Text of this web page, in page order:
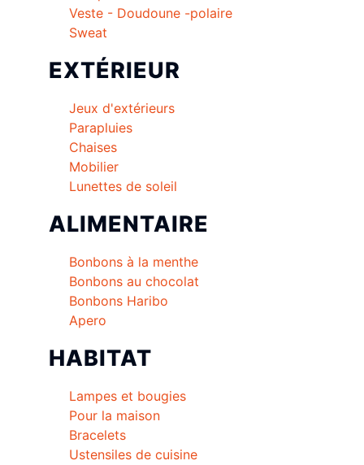
Veste - Doudoune -polaire
Sweat
EXTÉRIEUR
Jeux d'extérieurs
Parapluies
Chaises
Mobilier
Lunettes de soleil
ALIMENTAIRE
Bonbons à la menthe
Bonbons au chocolat
Bonbons Haribo
Apero
HABITAT
Lampes et bougies
Pour la maison
Bracelets
Ustensiles de cuisine